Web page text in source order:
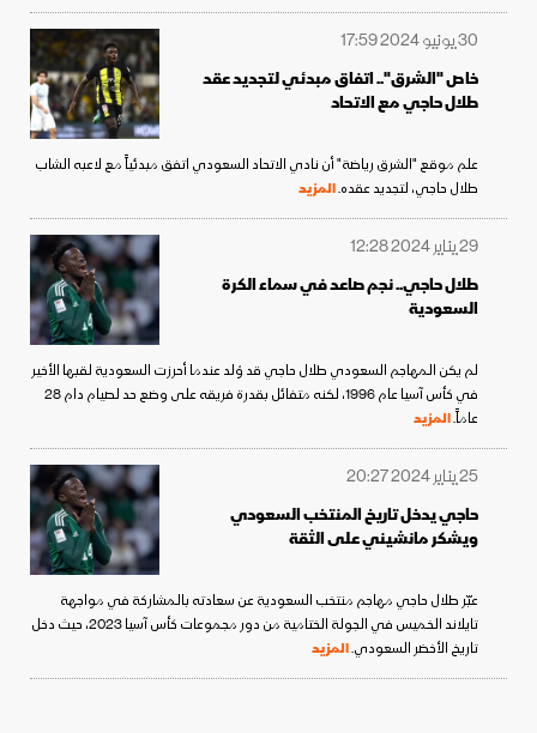
30 يونيو 2024 17:59
خاص "الشرق".. اتفاق مبدئي لتجديد عقد
طلال حاجي مع الاتحاد
علم موقع "الشرق رياضة" أن نادي الاتحاد السعودي اتفق مبدئياً مع لاعبه الشاب
طلال حاجي، لتجديد عقده.المزيد
29 يناير 2024 12:28
طلال حاجي.. نجم صاعد في سماء الكرة
السعودية
لم يكن المهاجم السعودي طلال حاجي قد وُلد عندما أحرزت السعودية لقبها الأخير
في كأس آسيا عام 1996، لكنه متفائل بقدرة فريقه على وضع حد لصيام دام 28
عاماً.المزيد
25 يناير 2024 20:27
حاجي يدخل تاريخ المنتخب السعودي
ويشكر مانشيني على الثقة
عبّر طلال حاجي مهاجم منتخب السعودية عن سعادته بالمشاركة في مواجهة
تايلاند الخميس في الجولة الختامية من دور مجموعات كأس آسيا 2023، حيث دخل
تاريخ الأخضر السعودي.المزيد